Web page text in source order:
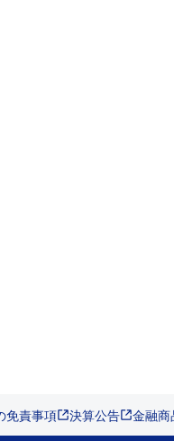
免責事項 決算公告 金融